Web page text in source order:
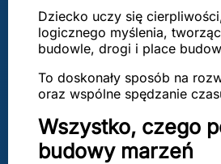
Dziecko uczy się
logicznego myślenia, tworząc
budowle, drogi i place
To doskonały sposób na
oraz wspólne spędzanie
Wszystko, czego
budowy marzeń